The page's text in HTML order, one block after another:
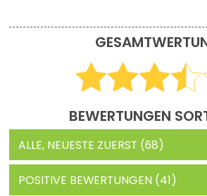
BEWERTUNGEN
ALLE, NEUESTE ZUERST (68)
POSITIVE BEWERTUNGEN (41)